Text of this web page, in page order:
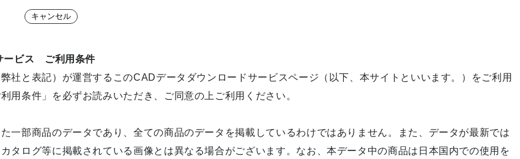
ービス ご利用条件
社と表記）が運営するこのCADデータダウンロードサービスページ（以下、本サイトといいます。）をご利用
用条件」を必ずお読みいただき、ご同意の上ご利用ください。
一部商品のデータであり、全ての商品のデータを掲載しているわけではありません。また、データが最新では
タログ等に掲載されている画像とは異なる場合がございます。なお、本データ中の商品は日本国内での使用を